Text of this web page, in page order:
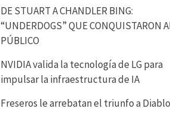
DE STUART A CHANDLER BING:
“UNDERDOGS” QUE CONQUISTARON
PÚBLICO
NVIDIA valida la tecnología de LG para
impulsar la infraestructura de IA
Freseros le arrebatan el triunfo a